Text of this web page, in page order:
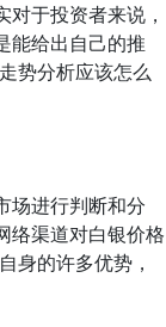
于投资者来说，
能给出自己的推
势分析应该怎么
场进行判断和分
络渠道对白银价格
身的许多优势，